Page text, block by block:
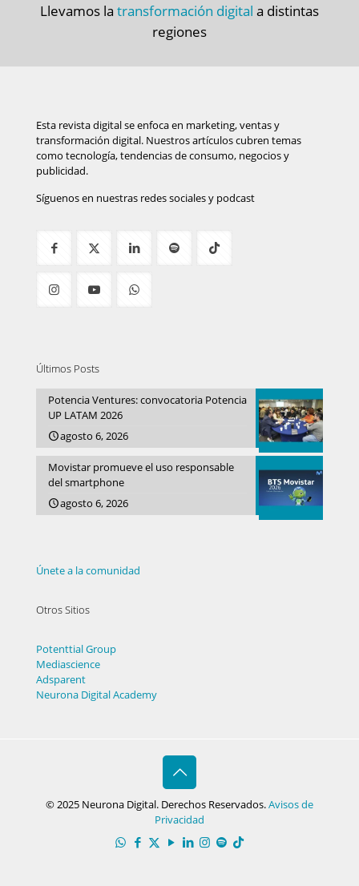
Llevamos la transformación digital a distintas
regiones
Esta revista digital se enfoca en marketing, ventas y
transformación digital. Nuestros artículos cubren temas
como tecnología, tendencias de consumo, negocios y
publicidad.
Síguenos en nuestras redes sociales y podcast
Últimos Posts
Potencia Ventures: convocatoria Potencia
UP LATAM 2026
agosto 6, 2026
Movistar promueve el uso responsable
del smartphone
agosto 6, 2026
Únete a la comunidad
Otros Sitios
Potenttial Group
Mediascience
Adsparent
Neurona Digital Academy
© 2025 Neurona Digital. Derechos Reservados.Avisos de
Privacidad